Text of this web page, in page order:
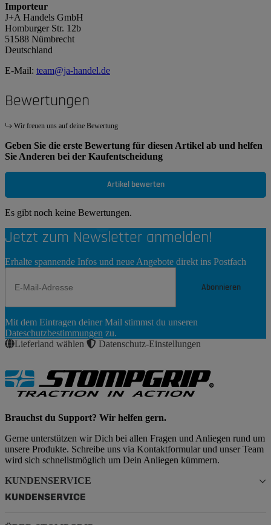
Importeur
J+A Handels GmbH
Homburger Str. 12b
51588 Nümbrecht
Deutschland
E-Mail: team@ja-handel.de
Bewertungen
Wir freuen uns auf deine Bewertung
Geben Sie die erste Bewertung für diesen Artikel ab und helfen
Sie Anderen bei der Kaufentscheidung
Artikel bewerten
Es gibt noch keine Bewertungen.
Jetzt zum Newsletter anmelden!
Erhalte spannende Infos und neue Angebote direkt ins Postfach
Abonnieren
Abonnieren
Mit dem Eintragen deiner Mail stimmst du unseren
Dateschutzbestimmungen zu.
Lieferland wählen
Datenschutz-Einstellungen
Brauchst du Support? Wir helfen gern.
Gerne unterstützen wir Dich bei allen Fragen und Anliegen rund um
unsere Produkte. Schreibe uns via Kontaktformular und unser Team
wird sich schnellstmöglich um Dein Anliegen kümmern.
KUNDENSERVICE
KUNDENSERVICE